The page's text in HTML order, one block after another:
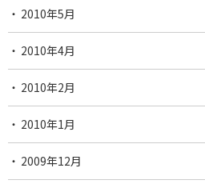
2010年5月
2010年4月
2010年2月
2010年1月
2009年12月